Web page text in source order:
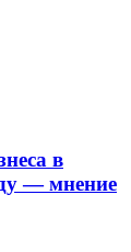
в
— мнение